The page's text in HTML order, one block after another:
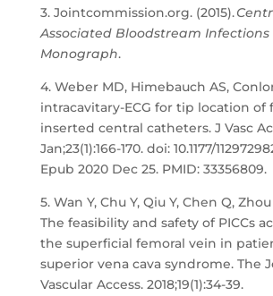
3. Jointcommission.org. (2015).
Associated Bloodstream
Monograph.
4. Weber MD, Himebauch AS,
intracavitary-ECG for tip location of
inserted central catheters. J Vasc
Jan;23(1):166-170. doi: 10.1177/
Epub 2020 Dec 25. PMID: 33356809.
5. Wan Y, Chu Y, Qiu Y, Chen Q,
The feasibility and safety of PICCs
the superficial femoral vein in
superior vena cava syndrome. The
Vascular Access. 2018;19(1):34-39.